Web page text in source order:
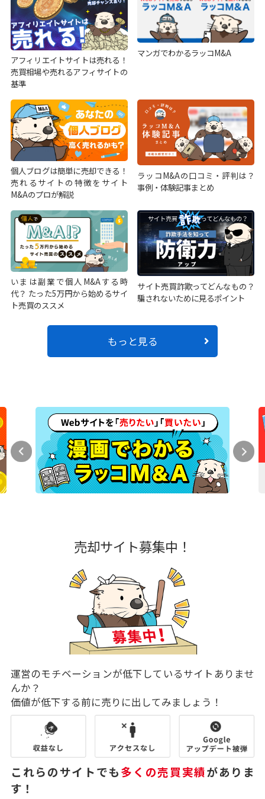
アフィリエイトサイトは売れる！
売買相場や売れるアフィサイトの
基準
マンガでわかるラッコM&A
個人ブログは簡単に売却できる！
売れるサイトの特徴をサイト
M&Aのプロが解説
ラッコM&Aの口コミ・評判は？
事例・体験記事まとめ
いまは副業で個人M&Aする時
代？ たった5万円から始めるサイ
ト売買のススメ
サイト売買詐欺ってどんなもの？
騙されないために見るポイント
もっと見る
売却サイト募集中！
運営のモチベーションが低下しているサイトありませ
んか？
価値が低下する前に売りに出してみましょう！
これらのサイトでも多くの売買実績がありま
す！